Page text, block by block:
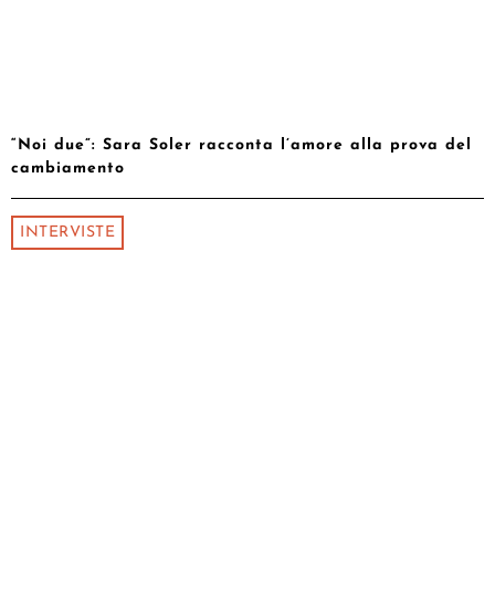
“Noi due”: Sara Soler racconta l’amore alla prova del
cambiamento
INTERVISTE